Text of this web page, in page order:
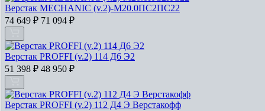
Верстак MECHANIC (v.2)-М20.0ПС2ПС22
74 649 ₽ 71 094 ₽
Верстак PROFFI (v.2) 114 Д6 Э2
51 398 ₽ 48 950 ₽
Верстак PROFFI (v.2) 112 Д4 Э Верстакофф